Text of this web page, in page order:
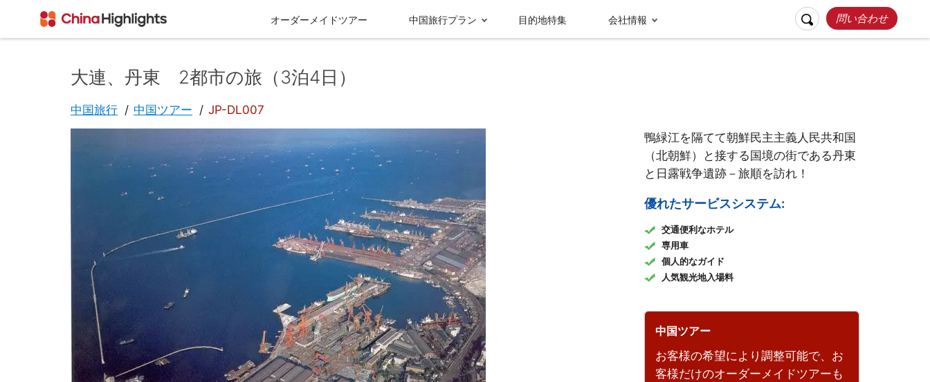
オーダーメイドツアー 中国旅行プラン
九寨溝 張家界
目的地特集 会社情報
私たちについて グループ情報 お客様の声
問い合わせ
大連、丹東 2都市の旅（3泊4日）
中国旅行 中国ツアー JP-DL007
鴨緑江を隔てて朝鮮民主主義人民共和国
（北朝鮮）と接する国境の街である丹東
と日露戦争遺跡－旅順を訪れ！
優れたサービスシステム:
交通便利なホテル
専用車
個人的なガイド
人気観光地入場料
中国ツアー
お客様の希望により調整可能で、お
客様だけのオーダーメイドツアーも